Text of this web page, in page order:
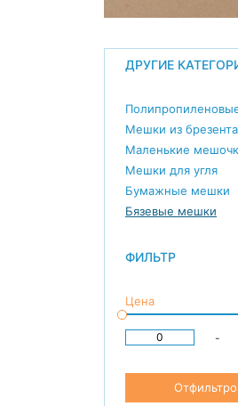
ДРУГИЕ
Мешки из брезента
Маленькие
Мешки для угля
Бумажные мешки
Бязевые мешки
ФИЛЬТР
Цена
-